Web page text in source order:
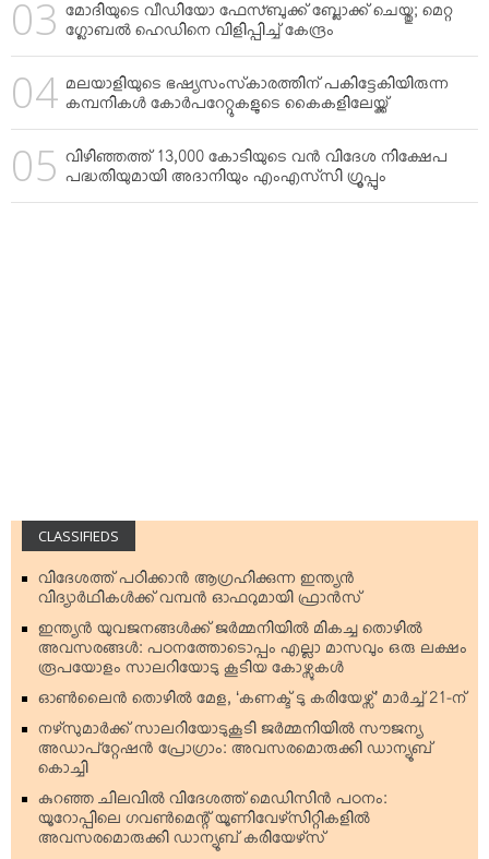
മോദിയുടെ വീഡിയോ ഫേസ്ബുക്ക് ബ്ലോക്ക് ചെയ്തു; മെറ്റ
ഗ്ലോബല്‍ ഹെഡിനെ വിളിപ്പിച്ച് കേന്ദ്രം
മലയാളിയുടെ ഭഷ്യസംസ്‌കാരത്തിന് പകിട്ടേകിയിരുന്ന
കമ്പനികള്‍ കോര്‍പറേറ്റുകളുടെ കൈകളിലേയ്ക്ക്
വിഴിഞ്ഞത്ത് 13,000 കോടിയുടെ വന്‍ വിദേശ നിക്ഷേപ
പദ്ധതിയുമായി അദാനിയും എംഎസ്‌സി ഗ്രൂപ്പും
CLASSIFIEDS
വിദേശത്ത് പഠിക്കാന്‍ ആഗ്രഹിക്കുന്ന ഇന്ത്യന്‍
വിദ്യാര്‍ഥികള്‍ക്ക് വമ്പന്‍ ഓഫറുമായി ഫ്രാന്‍സ്
ഇന്ത്യന്‍ യുവജനങ്ങള്‍ക്ക് ജര്‍മ്മനിയില്‍ മികച്ച തൊഴില്‍
അവസരങ്ങള്‍: പഠനത്തോടൊപ്പം എല്ലാ മാസവും ഒരു ലക്ഷം
രൂപയോളം സാലറിയോടു കൂടിയ കോഴ്സുകള്‍
ഓണ്‍ലൈന്‍ തൊഴില്‍ മേള, ‘കണക്ട് ടു കരിയേഴ്സ്’ മാര്‍ച്ച് 21-ന്
നഴ്‌സുമാര്‍ക്ക് സാലറിയോടുകൂടി ജര്‍മ്മനിയില്‍ സൗജന്യ
അഡാപ്റ്റേഷന്‍ പ്രോഗ്രാം: അവസരമൊരുക്കി ഡാന്യൂബ്
കൊച്ചി
കുറഞ്ഞ ചിലവില്‍ വിദേശത്ത് മെഡിസിന്‍ പഠനം:
യൂറോപ്പിലെ ഗവണ്‍മെന്റ് യൂണിവേഴ്‌സിറ്റികളില്‍
അവസരമൊരുക്കി ഡാന്യൂബ് കരിയേഴ്‌സ്